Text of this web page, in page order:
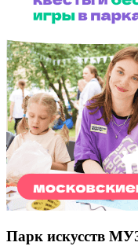
Парк искусств